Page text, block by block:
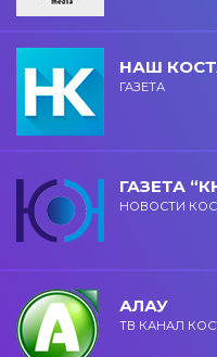
НАШ
ГАЗЕТА
ГАЗЕТА
НОВОСТИ
АЛАУ
ТВ КАНАЛ